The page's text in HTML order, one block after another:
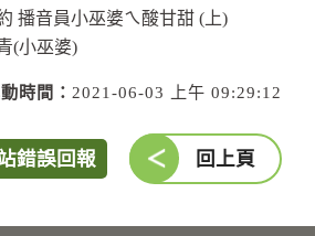
播音員小巫婆ㄟ酸甘甜 (上)
(小巫婆)
時間： 2021-06-03 上午 09:29:12
錯誤回報 回上頁